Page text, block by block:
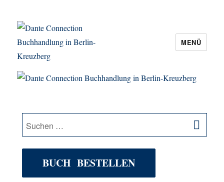
Dante Connection Buchhandlung in
MENÜ
Suche
nach:
BUCH BESTELLEN